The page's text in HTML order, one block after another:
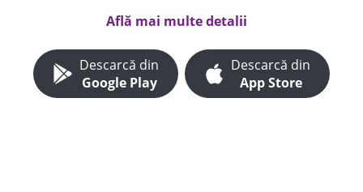
Află mai multe detalii
Descarcă din
Google Play
Descarcă din
App Store